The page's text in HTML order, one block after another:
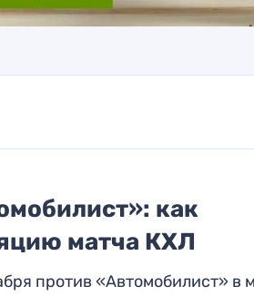
как
матча КХЛ
против «Автомобилист» в